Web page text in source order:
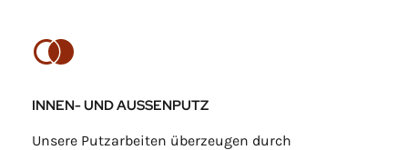
INNEN- UND AUSSENPUTZ
Unsere Putzarbeiten überzeugen durch